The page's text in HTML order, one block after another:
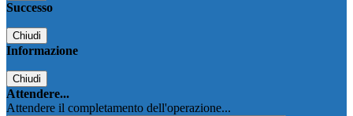
Successo
Chiudi
Informazione
Chiudi
Attendere...
Attendere il completamento dell'operazione...